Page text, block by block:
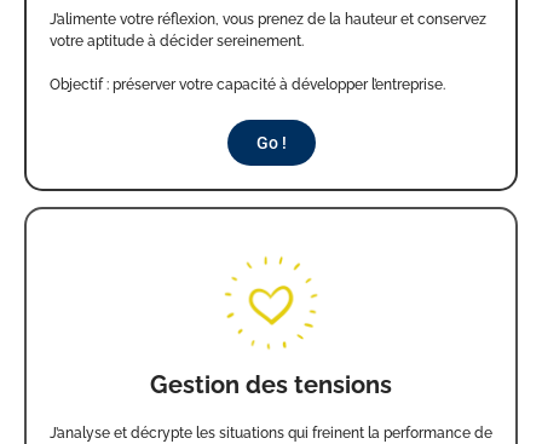
J’alimente votre réflexion, vous prenez de la hauteur et conservez
votre aptitude à décider sereinement.
Objectif : préserver votre capacité à développer l’entreprise.
Go !
Gestion des tensions
J’analyse et décrypte les situations qui freinent la performance de